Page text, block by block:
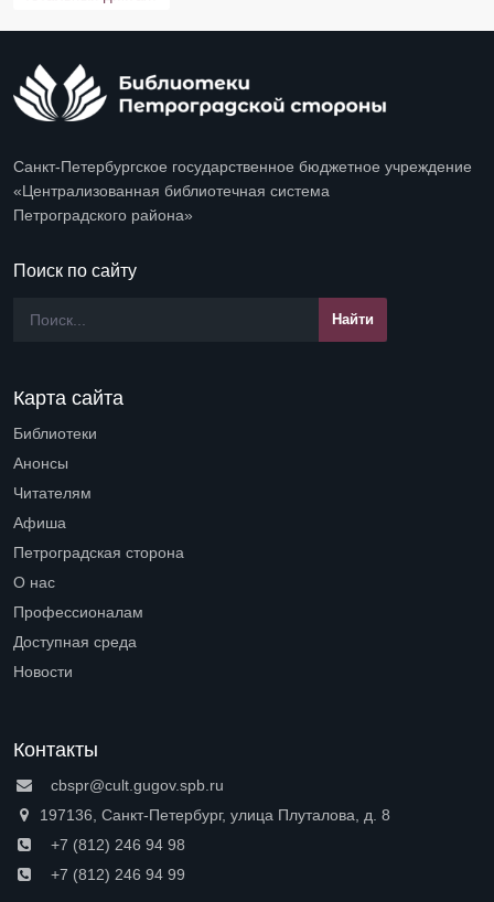
Санкт-Петербургское государственное бюджетное учреждение
«Централизованная библиотечная система
Петроградского района»
Поиск по сайту
Карта сайта
Библиотеки
Анонсы
Читателям
Афиша
Петроградская сторона
О нас
Профессионалам
Доступная среда
Новости
Контакты
cbspr@cult.gugov.spb.ru
197136, Санкт-Петербург, улица Плуталова, д. 8
+7 (812) 246 94 98
+7 (812) 246 94 99